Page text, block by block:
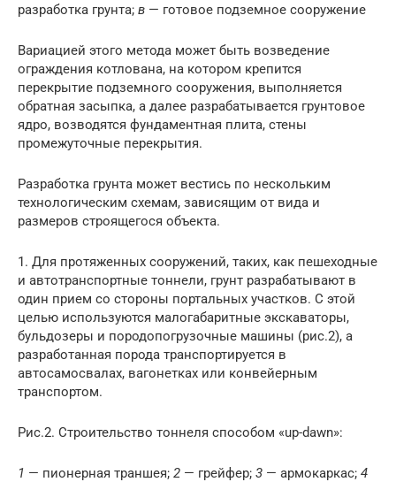
разработка грунта; в — готовое подземное сооружение
Вариацией этого метода может быть возведение
ограждения котлована, на котором крепится
перекрытие подземного сооружения, выполняется
обратная засыпка, а далее разрабатывается грунтовое
ядро, возводятся фундаментная плита, стены
промежуточные перекрытия.
Разработка грунта может вестись по нескольким
технологическим схемам, зависящим от вида и
размеров строящегося объекта.
1. Для протяженных сооружений, таких, как пешеходные
и автотранспортные тоннели, грунт разрабатывают в
один прием со стороны портальных участков. С этой
целью используются малогабаритные экскаваторы,
бульдозеры и породопогрузочные машины (рис.2), а
разработанная порода транспортируется в
автосамосвалах, вагонетках или конвейерным
транспортом.
Рис.2. Строительство тоннеля способом «up-dawn»:
1 — пионерная траншея; 2 — грейфер; 3 — армокаркас; 4